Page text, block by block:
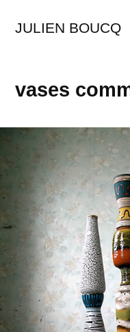
JULIEN BOUCQ
vases